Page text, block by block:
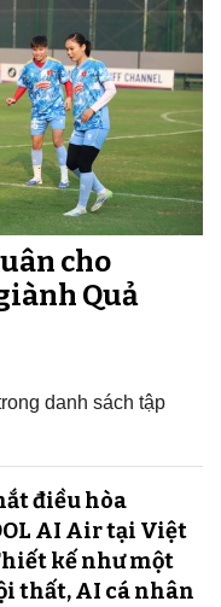
cho
Quả
danh sách tập
điều hòa
AI Air tại Việt
kế như một
thất, AI cá nhân